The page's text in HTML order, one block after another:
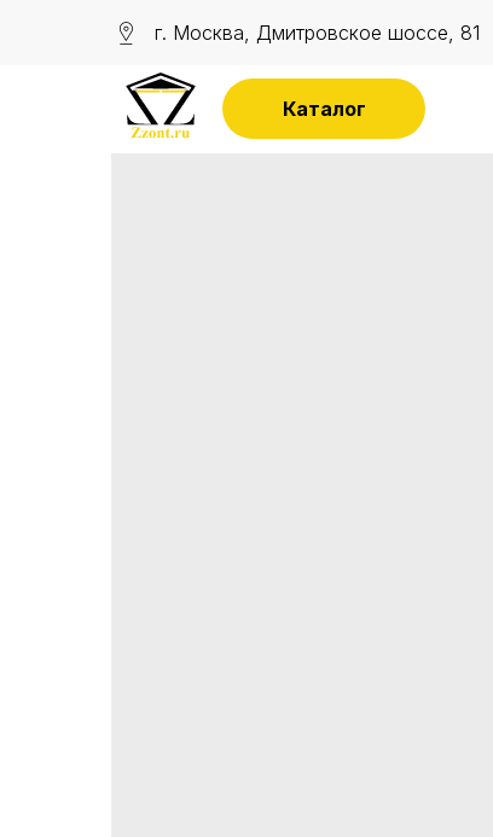
г. Москва, Дмитровское шоссе, 81
Каталог